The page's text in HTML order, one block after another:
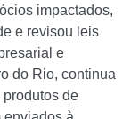
impactados,
e revisou leis
e
do Rio, continua
de